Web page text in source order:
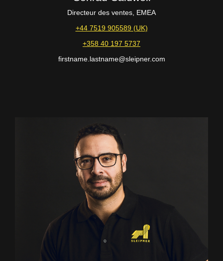
Directeur des ventes, EMEA
+44 7519 905589 (UK)
+358 40 197 5737
firstname.lastname@sleipner.com